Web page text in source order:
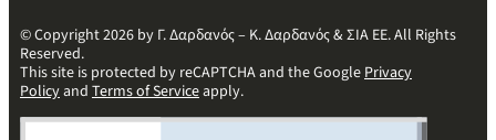
© Copyright 2026 by Γ. Δαρδανός – Κ. Δαρδανός & ΣΙΑ ΕΕ. All Rights
Reserved.
This site is protected by reCAPTCHA and the GooglePrivacy
Policyand Terms of Serviceapply.